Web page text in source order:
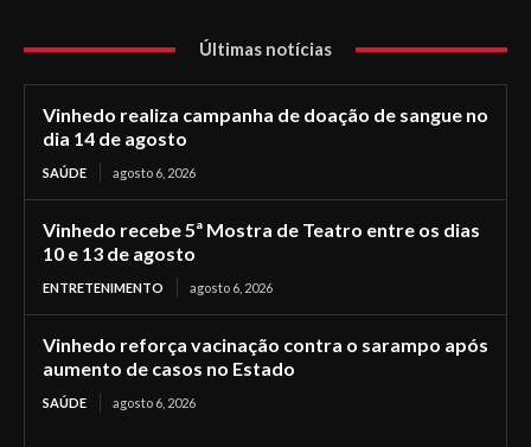
Últimas notícias
Vinhedo realiza campanha de doação de sangue no
dia 14 de agosto
SAÚDE agosto 6, 2026
Vinhedo recebe 5ª Mostra de Teatro entre os dias
10 e 13 de agosto
ENTRETENIMENTO agosto 6, 2026
Vinhedo reforça vacinação contra o sarampo após
aumento de casos no Estado
SAÚDE agosto 6, 2026